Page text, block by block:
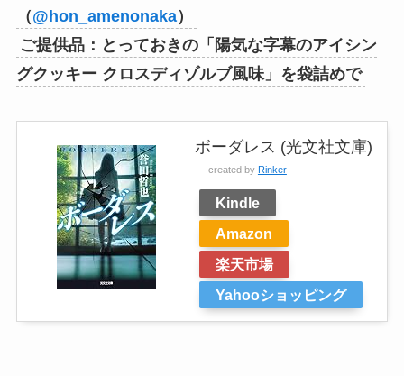
（@hon_amenonaka）
ご提供品：とっておきの「陽気な字幕のアイシン
グクッキー クロスディゾルブ風味」を袋詰めで
ボーダレス (光文社文庫)
created by Rinker
Kindle
Amazon
楽天市場
Yahooショッピング